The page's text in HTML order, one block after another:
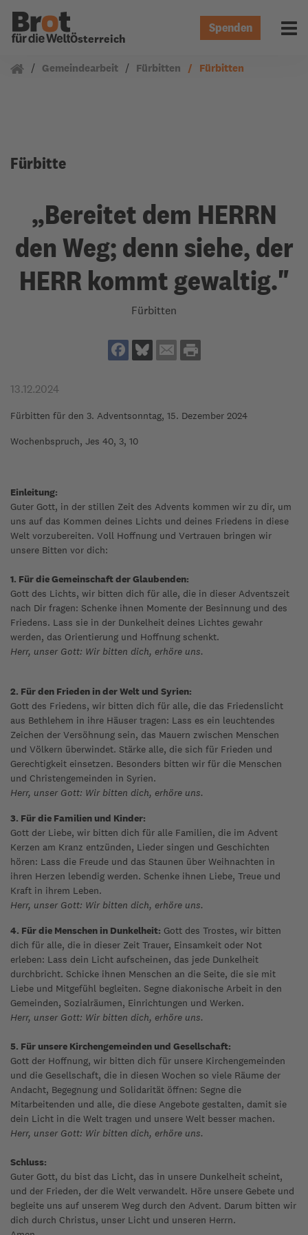
Österreich
Spenden
Gemeindearbeit Fürbitten Fürbitten
Fürbitte
„Bereitet dem HERRN
den Weg; denn siehe, der
HERR kommt gewaltig."
Fürbitten
13.12.2024
Fürbitten für den 3. Adventsonntag, 15. Dezember 2024
Wochenbspruch, Jes 40, 3, 10
Einleitung:
Guter Gott, in der stillen Zeit des Advents kommen wir zu dir, um
uns auf das Kommen deines Lichts und deines Friedens in diese
Welt vorzubereiten. Voll Hoffnung und Vertrauen bringen wir
unsere Bitten vor dich:
1. Für die Gemeinschaft der Glaubenden:
Gott des Lichts, wir bitten dich für alle, die in dieser Adventszeit
nach Dir fragen: Schenke ihnen Momente der Besinnung und des
Friedens. Lass sie in der Dunkelheit deines Lichtes gewahr
werden, das Orientierung und Hoffnung schenkt.
Herr, unser Gott: Wir bitten dich, erhöre uns.
2. Für den Frieden in der Welt und Syrien:
Gott des Friedens, wir bitten dich für alle, die das Friedenslicht
aus Bethlehem in ihre Häuser tragen: Lass es ein leuchtendes
Zeichen der Versöhnung sein, das Mauern zwischen Menschen
und Völkern überwindet. Stärke alle, die sich für Frieden und
Gerechtigkeit einsetzen. Besonders bitten wir für die Menschen
und Christengemeinden in Syrien.
Herr, unser Gott: Wir bitten dich, erhöre uns.
3. Für die Familien und Kinder:
Gott der Liebe, wir bitten dich für alle Familien, die im Advent
Kerzen am Kranz entzünden, Lieder singen und Geschichten
hören: Lass die Freude und das Staunen über Weihnachten in
ihren Herzen lebendig werden. Schenke ihnen Liebe, Treue und
Kraft in ihrem Leben.
Herr, unser Gott: Wir bitten dich, erhöre uns.
4. Für die Menschen in Dunkelheit: Gott des Trostes, wir bitten
dich für alle, die in dieser Zeit Trauer, Einsamkeit oder Not
erleben: Lass dein Licht aufscheinen, das jede Dunkelheit
durchbricht. Schicke ihnen Menschen an die Seite, die sie mit
Liebe und Mitgefühl begleiten. Segne diakonische Arbeit in den
Gemeinden, Sozialräumen, Einrichtungen und Werken.
Herr, unser Gott: Wir bitten dich, erhöre uns.
5. Für unsere Kirchengemeinden und Gesellschaft:
Gott der Hoffnung, wir bitten dich für unsere Kirchengemeinden
und die Gesellschaft, die in diesen Wochen so viele Räume der
Andacht, Begegnung und Solidarität öffnen: Segne die
Mitarbeitenden und alle, die diese Angebote gestalten, damit sie
dein Licht in die Welt tragen und unsere Welt besser machen.
Herr, unser Gott: Wir bitten dich, erhöre uns.
Schluss:
Guter Gott, du bist das Licht, das in unsere Dunkelheit scheint,
und der Frieden, der die Welt verwandelt. Höre unsere Gebete und
begleite uns auf unserem Weg durch den Advent. Darum bitten wir
dich durch Christus, unser Licht und unseren Herrn.